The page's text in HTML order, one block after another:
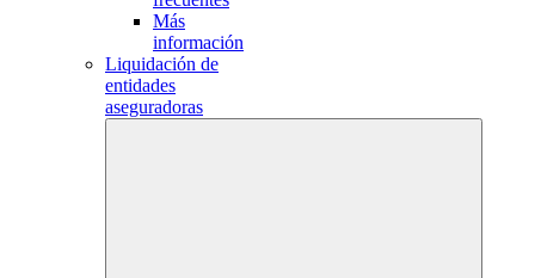
Más
información
Liquidación de
entidades
aseguradoras